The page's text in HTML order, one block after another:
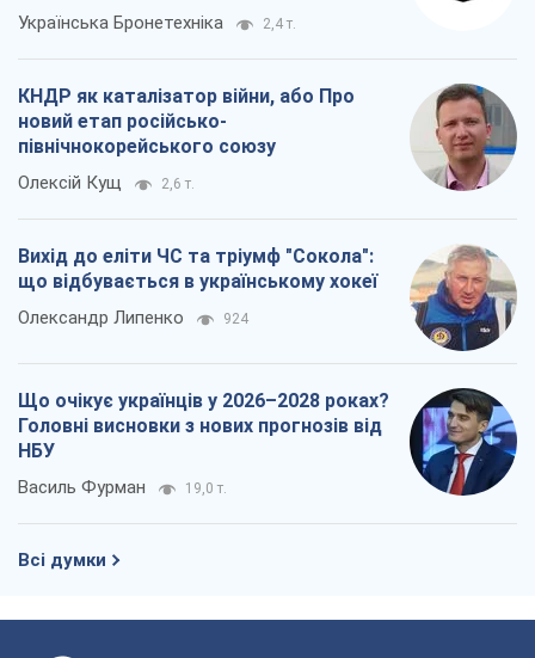
Українська Бронетехніка 2,4 т.
КНДР як каталізатор війни, або Про
новий етап російсько-
північнокорейського союзу
Олексій Кущ 2,6 т.
Вихід до еліти ЧС та тріумф "Сокола":
що відбувається в українському хокеї
Олександр Липенко 924
Що очікує українців у 2026–2028 роках?
Головні висновки з нових прогнозів від
НБУ
Василь Фурман 19,0 т.
Всі думки